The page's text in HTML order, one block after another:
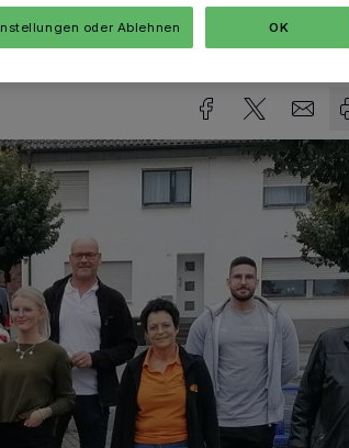
oder Ablehnen OK